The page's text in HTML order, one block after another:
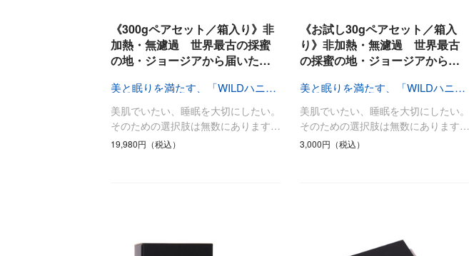
すべて
調理家電
調理器具
キッチン雑貨
すべて
掃除・洗濯
タオル
スリッパ
水筒
日用品／その他
《300gペアセット／箱入り》非
加熱・無濾過 世界最古の採蜜
の地・ジョージアから届いた…
美と眠りを満たす、「WILDハニー」
美肌でいたい、睡眠を大切にしたい。
そのための選択肢は無数にあります…
19,980円（税込）
《お試し30gペアセット／箱入
り》非加熱・無濾過 世界最古
の採蜜の地・ジョージアから…
美と眠りを満たす、「WILDハニー」
美肌でいたい、睡眠を大切にしたい。
そのための選択肢は無数にあります…
3,000円（税込）